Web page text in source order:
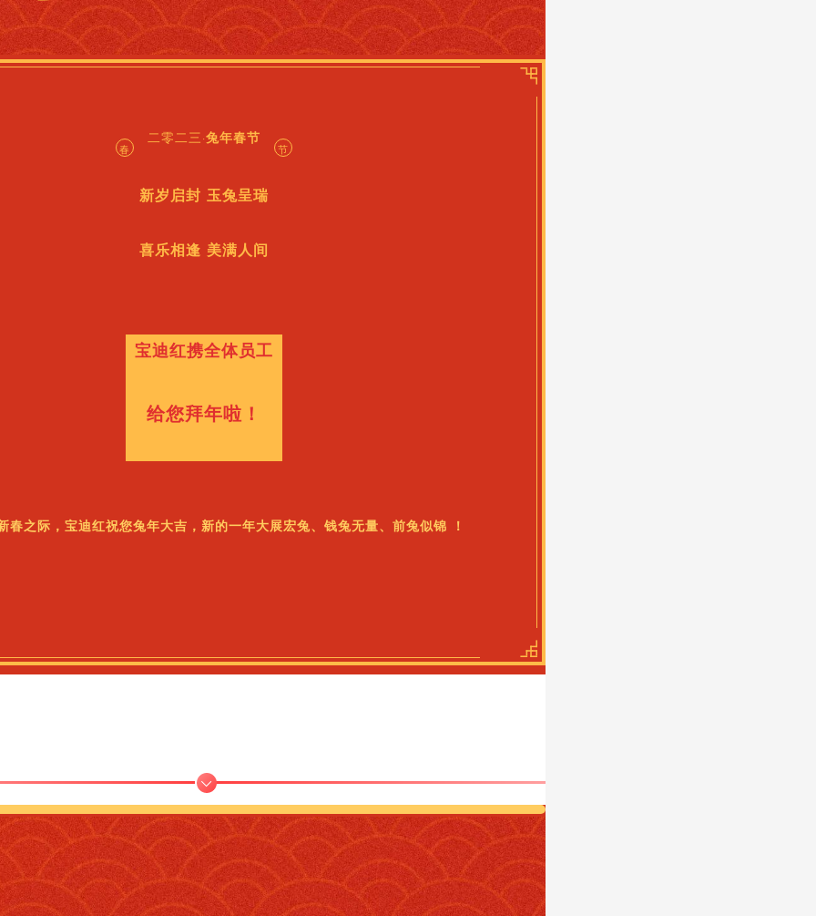
春
二零二三·兔年春节
节
新岁启封 玉兔呈瑞
喜乐相逢 美满人间
宝迪红携全体员工
给您拜年啦！
春之际，宝迪红祝您兔年大吉，新的一年大展宏兔、钱兔无量、前兔似锦 ！